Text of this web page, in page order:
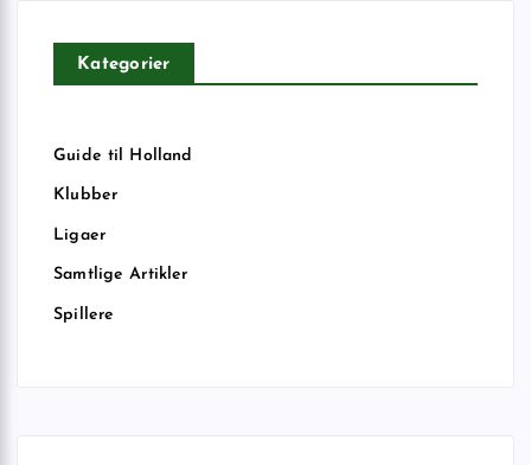
Kategorier
Guide til Holland
Klubber
Ligaer
Samtlige Artikler
Spillere